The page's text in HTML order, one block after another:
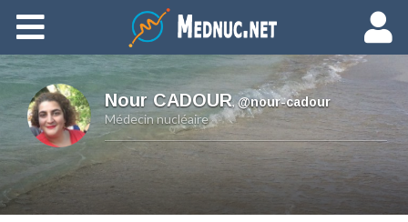
Ajouter du contenu
Nour CADOUR, @nour-cadour
Médecin nucléaire